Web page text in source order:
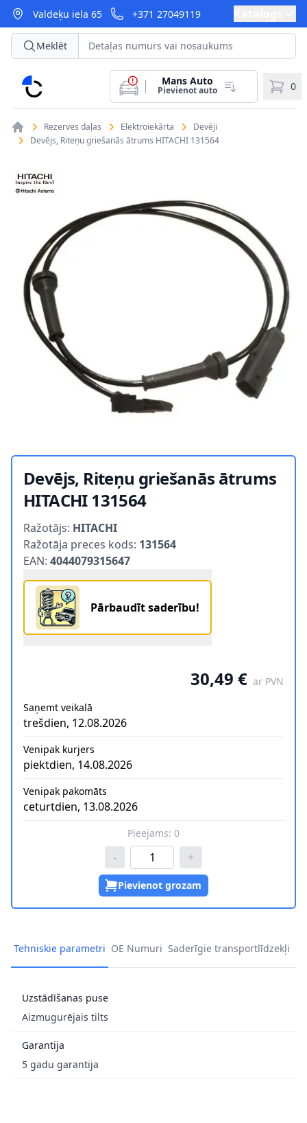
Valdeķu iela 65 +371 27049119
CarParts
Meklēt
Mans Auto
Pievienot auto 0
Rezerves daļas Elektroiekārta
Devēji
Devējs, Riteņu griešanās ātrums HITACHI 131564
Devējs, Riteņu griešanās ātrums
HITACHI 131564
Ražotājs: HITACHI
Ražotāja preces kods: 131564
EAN: 4044079315647
Pārbaudīt saderību!
30,49 € ar PVN
Saņemt veikalā
trešdien, 12.08.2026
Venipak kurjers
piektdien, 14.08.2026
Venipak pakomāts
ceturtdien, 13.08.2026
Pieejams: 0
- +
Pievienot grozam
Tehniskie parametri OE Numuri Saderīgie transportlīdzekļi
Uzstādīšanas puse
Aizmugurējais tilts
Garantija
5 gadu garantija